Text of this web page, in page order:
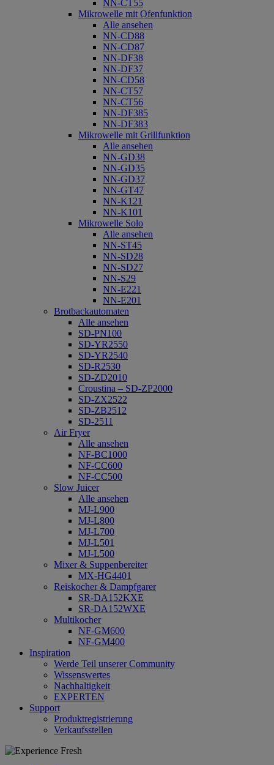
NN-CT55
Mikrowelle mit Ofenfunktion
Alle ansehen
NN-CD88
NN-CD87
NN-DF38
NN-DF37
NN-CD58
NN-CT57
NN-CT56
NN-DF385
NN-DF383
Mikrowelle mit Grillfunktion
Alle ansehen
NN-GD38
NN-GD35
NN-GD37
NN-GT47
NN-K121
NN-K101
Mikrowelle Solo
Alle ansehen
NN-ST45
NN-SD28
NN-SD27
NN-S29
NN-E221
NN-E201
Brotbackautomaten
Alle ansehen
SD-PN100
SD-YR2550
SD-YR2540
SD-R2530
SD-ZD2010
Croustina – SD-ZP2000
SD-ZX2522
SD-ZB2512
SD-2511
Air Fryer
Alle ansehen
NF-BC1000
NF-CC600
NF-CC500
Slow Juicer
Alle ansehen
MJ-L900
MJ-L800
MJ-L700
MJ-L501
MJ-L500
Mixer & Suppenbereiter
MX-HG4401
Reiskocher & Dampfgarer
SR-DA152KXE
SR-DA152WXE
Multikocher
NF-GM600
NF-GM400
Inspiration
Werde Teil unserer Community
Wissenswertes
Nachhaltigkeit
EXPERTEN
Support
Produktregistrierung
Verkaufsstellen